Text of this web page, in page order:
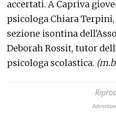
accertati. A Capriva
psicologa Chiara
sezione isontina
Deborah Rossit, tutor
psicologa scolastica.